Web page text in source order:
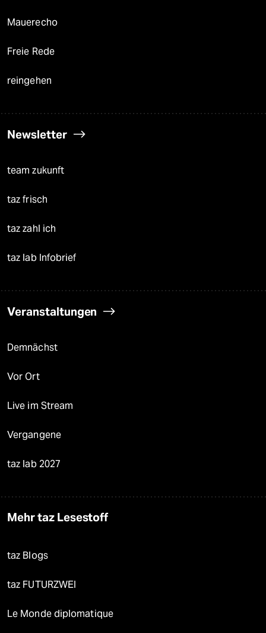
Mauerecho
Freie Rede
reingehen
Newsletter
team zukunft
taz frisch
taz zahl ich
taz lab Infobrief
Veranstaltungen
Demnächst
Vor Ort
Live im Stream
Vergangene
taz lab 2027
Mehr taz Lesestoff
taz Blogs
taz FUTURZWEI
Le Monde diplomatique